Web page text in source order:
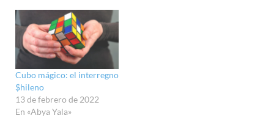
Cubo mágico: el interregno
$hileno
13 de febrero de 2022
En «Abya Yala»